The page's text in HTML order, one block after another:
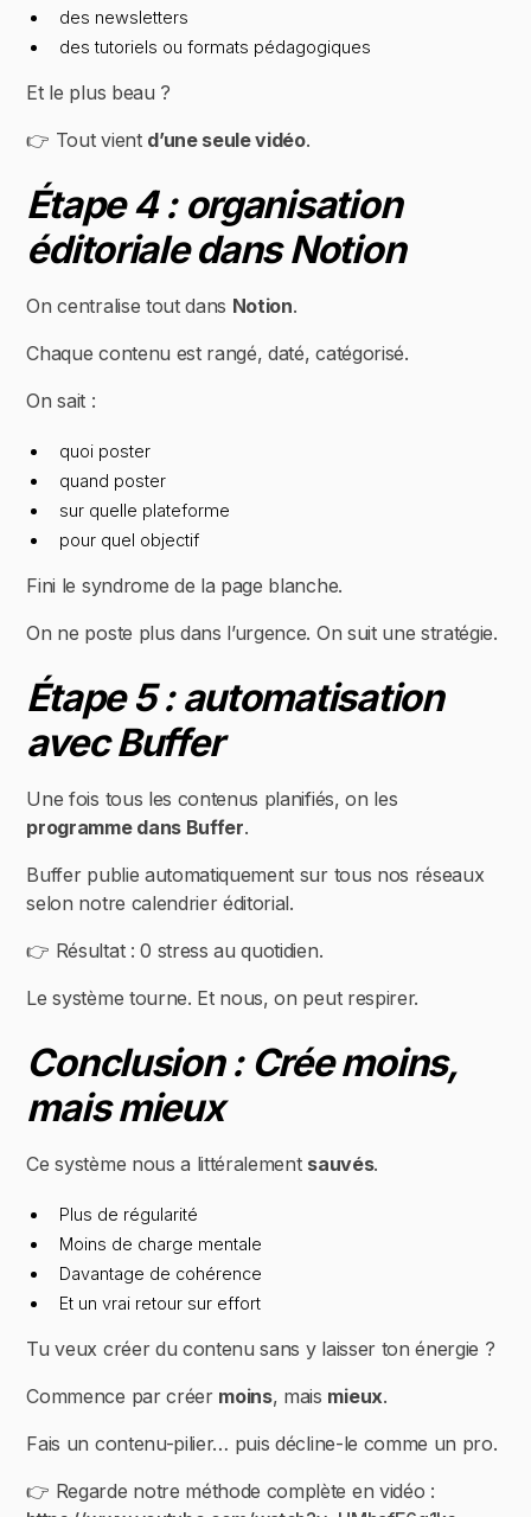
des newsletters
des tutoriels ou formats pédagogiques
Et le plus beau ?
👉 Tout vient d’une seule vidéo.
Étape 4 : organisation
éditoriale dans Notion
On centralise tout dans Notion.
Chaque contenu est rangé, daté, catégorisé.
On sait :
quoi poster
quand poster
sur quelle plateforme
pour quel objectif
Fini le syndrome de la page blanche.
On ne poste plus dans l’urgence. On suit une stratégie.
Étape 5 : automatisation
avec Buffer
Une fois tous les contenus planifiés, on les
programme dans Buffer.
Buffer publie automatiquement sur tous nos réseaux
selon notre calendrier éditorial.
👉 Résultat : 0 stress au quotidien.
Le système tourne. Et nous, on peut respirer.
Conclusion : Crée moins,
mais mieux
Ce système nous a littéralement sauvés.
Plus de régularité
Moins de charge mentale
Davantage de cohérence
Et un vrai retour sur effort
Tu veux créer du contenu sans y laisser ton énergie ?
Commence par créer moins, mais mieux.
Fais un contenu-pilier… puis décline-le comme un pro.
👉 Regarde notre méthode complète en vidéo :